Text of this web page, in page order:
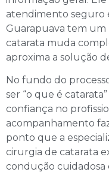
atendimento seguro
Guarapuava tem um
catarata muda
aproxima a solução
No fundo do
ser “o que é
confiança no
acompanhamento
ponto que a
cirurgia de catarata
condução cuidadosa